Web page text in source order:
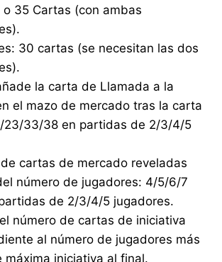
o 35 Cartas (con ambas
30 cartas (se necesitan las dos
la carta de Llamada a la
el mazo de mercado tras la carta
23/33/38 en partidas de 2/3/4/5
cartas de mercado reveladas
número de jugadores: 4/5/6/7
de 2/3/4/5 jugadores.
número de cartas de iniciativa
al número de jugadores más
máxima iniciativa al final.